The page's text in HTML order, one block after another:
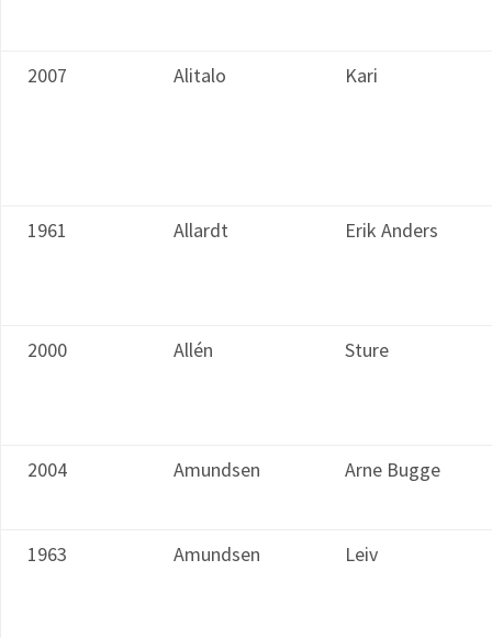
2007 Alitalo Kari
1961 Allardt Erik Anders
2000 Allén Sture
2004 Amundsen Arne Bugge
1963 Amundsen Leiv